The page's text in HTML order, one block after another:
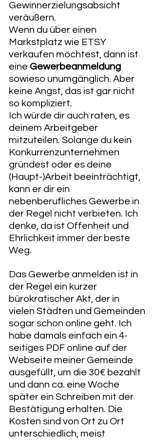
Gewinnerzielungsabsicht
veräußern.
Wenn du über einen
Markstplatz wie ETSY
verkaufen möchtest, dann ist
eine Gewerbeanmeldung
sowieso unumgänglich. Aber
keine Angst, das ist gar nicht
so kompliziert.
Ich würde dir auch raten, es
deinem Arbeitgeber
mitzuteilen. Solange du kein
Konkurrenzunternehmen
gründest oder es deine
(Haupt-)Arbeit beeinträchtigt,
kann er dir ein
nebenberufliches Gewerbe in
der Regel nicht verbieten. Ich
denke, da ist Offenheit und
Ehrlichkeit immer der beste
Weg.
Das Gewerbe anmelden ist in
der Regel ein kurzer
bürokratischer Akt, der in
vielen Städten und Gemeinden
sogar schon online geht. Ich
habe damals einfach ein 4-
seitiges PDF online auf der
Webseite meiner Gemeinde
ausgefüllt, um die 30€ bezahlt
und dann ca. eine Woche
später ein Schreiben mit der
Bestätigung erhalten. Die
Kosten sind von Ort zu Ort
unterschiedlich, meist